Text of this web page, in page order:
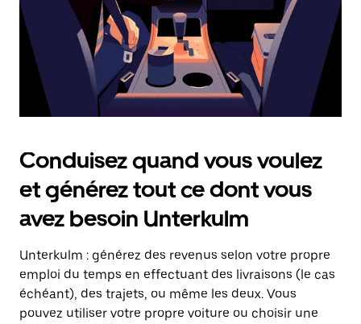
pour
fermer
le
calendrier.
Conduisez quand vous voulez
et générez tout ce dont vous
avez besoin Unterkulm
Unterkulm : générez des revenus selon votre propre
emploi du temps en effectuant des livraisons (le cas
échéant), des trajets, ou même les deux. Vous
pouvez utiliser votre propre voiture ou choisir une